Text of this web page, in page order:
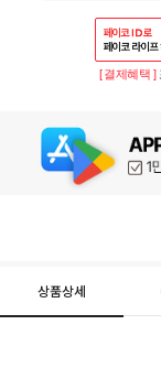
[ 결제혜택 ]
상품상세